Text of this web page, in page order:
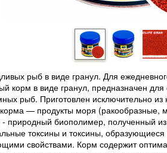
рыб в виде гранул. Для
корм в виде гранул, предназначен
рыб. Приготовлен исключительно
корма — продукты моря
- природный биополимер, полученный
токсины и токсины,
свойствами. Корм содержит